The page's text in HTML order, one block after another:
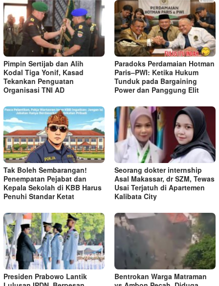
Pimpin Sertijab dan Alih
Kodal Tiga Yonif, Kasad
Tekankan Penguatan
Organisasi TNI AD
Paradoks Perdamaian Hotman
Paris–PWI: Ketika Hukum
Tunduk pada Bargaining
Power dan Panggung Elit
Tak Boleh Sembarangan!
Penempatan Pejabat dan
Kepala Sekolah di KBB Harus
Penuhi Standar Ketat ​
Seorang dokter internship
Asal Makassar, dr SZM, Tewas
Usai Terjatuh di Apartemen
Kalibata City
Presiden Prabowo Lantik
Bentrokan Warga Matraman